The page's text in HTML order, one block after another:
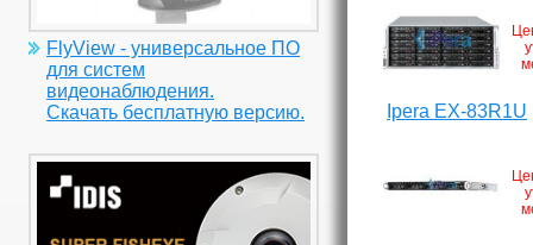
FlyView - универсальное ПО
для систем
видеонаблюдения.
Скачать бесплатную версию.
Ipera EX-83R1U